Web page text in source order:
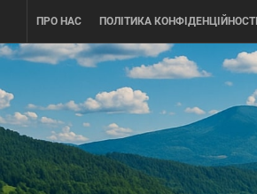
content
ПРО НАС ПОЛІТИКА КОНФІДЕНЦІЙНОСТІ